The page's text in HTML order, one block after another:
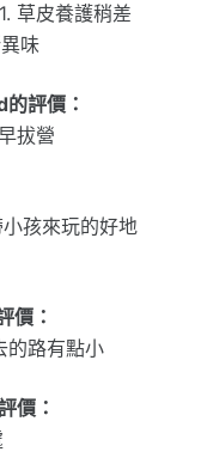
草皮養護稍差
味
評價：
拔營
孩來玩的好地
價：
路有點小
價：